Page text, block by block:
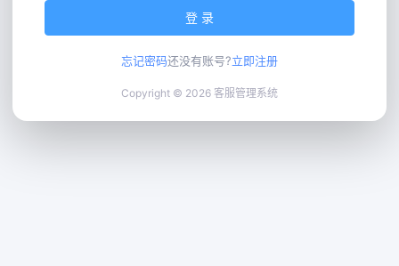
登 录
忘记密码还没有账号?立即注册
Copyright © 2026 客服管理系统